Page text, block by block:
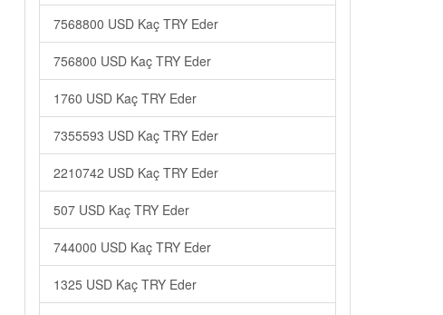
7568800 USD Kaç TRY Eder
756800 USD Kaç TRY Eder
1760 USD Kaç TRY Eder
7355593 USD Kaç TRY Eder
2210742 USD Kaç TRY Eder
507 USD Kaç TRY Eder
744000 USD Kaç TRY Eder
1325 USD Kaç TRY Eder